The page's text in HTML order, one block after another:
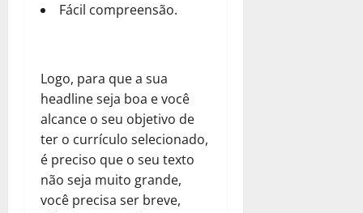
Fácil compreensão.
Logo, para que a sua
headline seja boa e você
alcance o seu objetivo de
ter o currículo selecionado,
é preciso que o seu texto
não seja muito grande,
você precisa ser breve,